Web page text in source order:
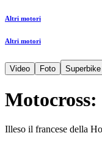
Altri motori
Altri motori
Video Foto Superbike
Illeso il francese della